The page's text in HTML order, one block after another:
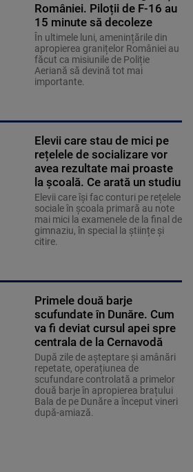
României. Piloții de F-16 au
15 minute să decoleze
În ultimele luni, amenințările din
apropierea granițelor României au
făcut ca misiunile de Poliție
Aeriană să devină tot mai
importante.
Elevii care stau de mici pe
rețelele de socializare vor
avea rezultate mai proaste
la școală. Ce arată un studiu
Elevii care îşi fac conturi pe rețelele
sociale în școala primară au note
mai mici la examenele de la final de
gimnaziu, în special la științe și
citire.
Primele două barje
scufundate în Dunăre. Cum
va fi deviat cursul apei spre
centrala de la Cernavodă
După zile de așteptare și amânări
repetate, operațiunea de
scufundare controlată a primelor
două barje în apropierea brațului
Bala de pe Dunăre a început vineri
după-amiază.